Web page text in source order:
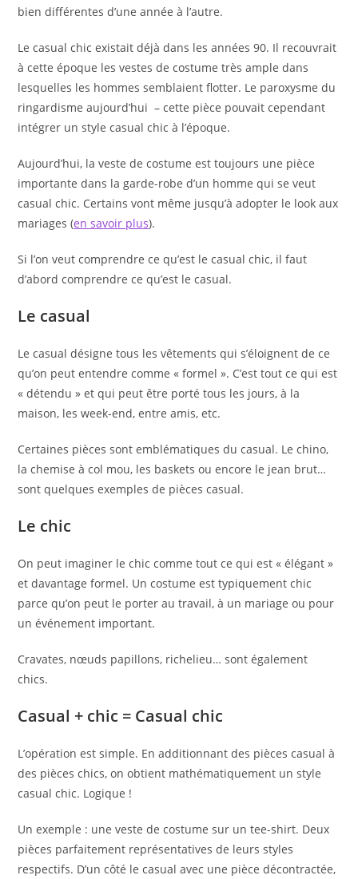
bien différentes d’une année à l’autre.
Le casual chic existait déjà dans les années 90. Il recouvrait
à cette époque les vestes de costume très ample dans
lesquelles les hommes semblaient flotter. Le paroxysme du
ringardisme aujourd’hui – cette pièce pouvait cependant
intégrer un style casual chic à l’époque.
Aujourd’hui, la veste de costume est toujours une pièce
importante dans la garde-robe d’un homme qui se veut
casual chic. Certains vont même jusqu’à adopter le look aux
mariages (en savoir plus).
Si l’on veut comprendre ce qu’est le casual chic, il faut
d’abord comprendre ce qu’est le casual.
Le casual
Le casual désigne tous les vêtements qui s’éloignent de ce
qu’on peut entendre comme « formel ». C’est tout ce qui est
« détendu » et qui peut être porté tous les jours, à la
maison, les week-end, entre amis, etc.
Certaines pièces sont emblématiques du casual. Le chino,
la chemise à col mou, les baskets ou encore le jean brut…
sont quelques exemples de pièces casual.
Le chic
On peut imaginer le chic comme tout ce qui est « élégant »
et davantage formel. Un costume est typiquement chic
parce qu’on peut le porter au travail, à un mariage ou pour
un événement important.
Cravates, nœuds papillons, richelieu… sont également
chics.
Casual + chic = Casual chic
L’opération est simple. En additionnant des pièces casual à
des pièces chics, on obtient mathématiquement un style
casual chic. Logique !
Un exemple : une veste de costume sur un tee-shirt. Deux
pièces parfaitement représentatives de leurs styles
respectifs. D’un côté le casual avec une pièce décontractée,